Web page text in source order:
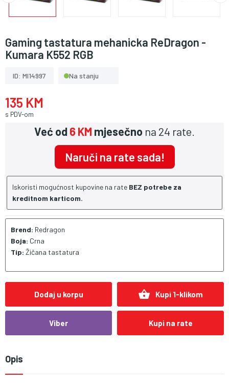
Gaming tastatura mehanicka ReDragon -
Kumara K552 RGB
ID: MI14997 Na stanju
135 KM
s PDV-om
Već od6 KM mjesečno na 24 rate.
Naruči na rate sada!
Iskoristi mogućnost kupovine na rate BEZ potrebe za
kreditnom karticom.
Brend: Redragon
Boja: Crna
Tip: Žičana tastatura
Dodaj u korpu shopping_basket Kupi 1-klikom
Viber Kupi na rate
Opis